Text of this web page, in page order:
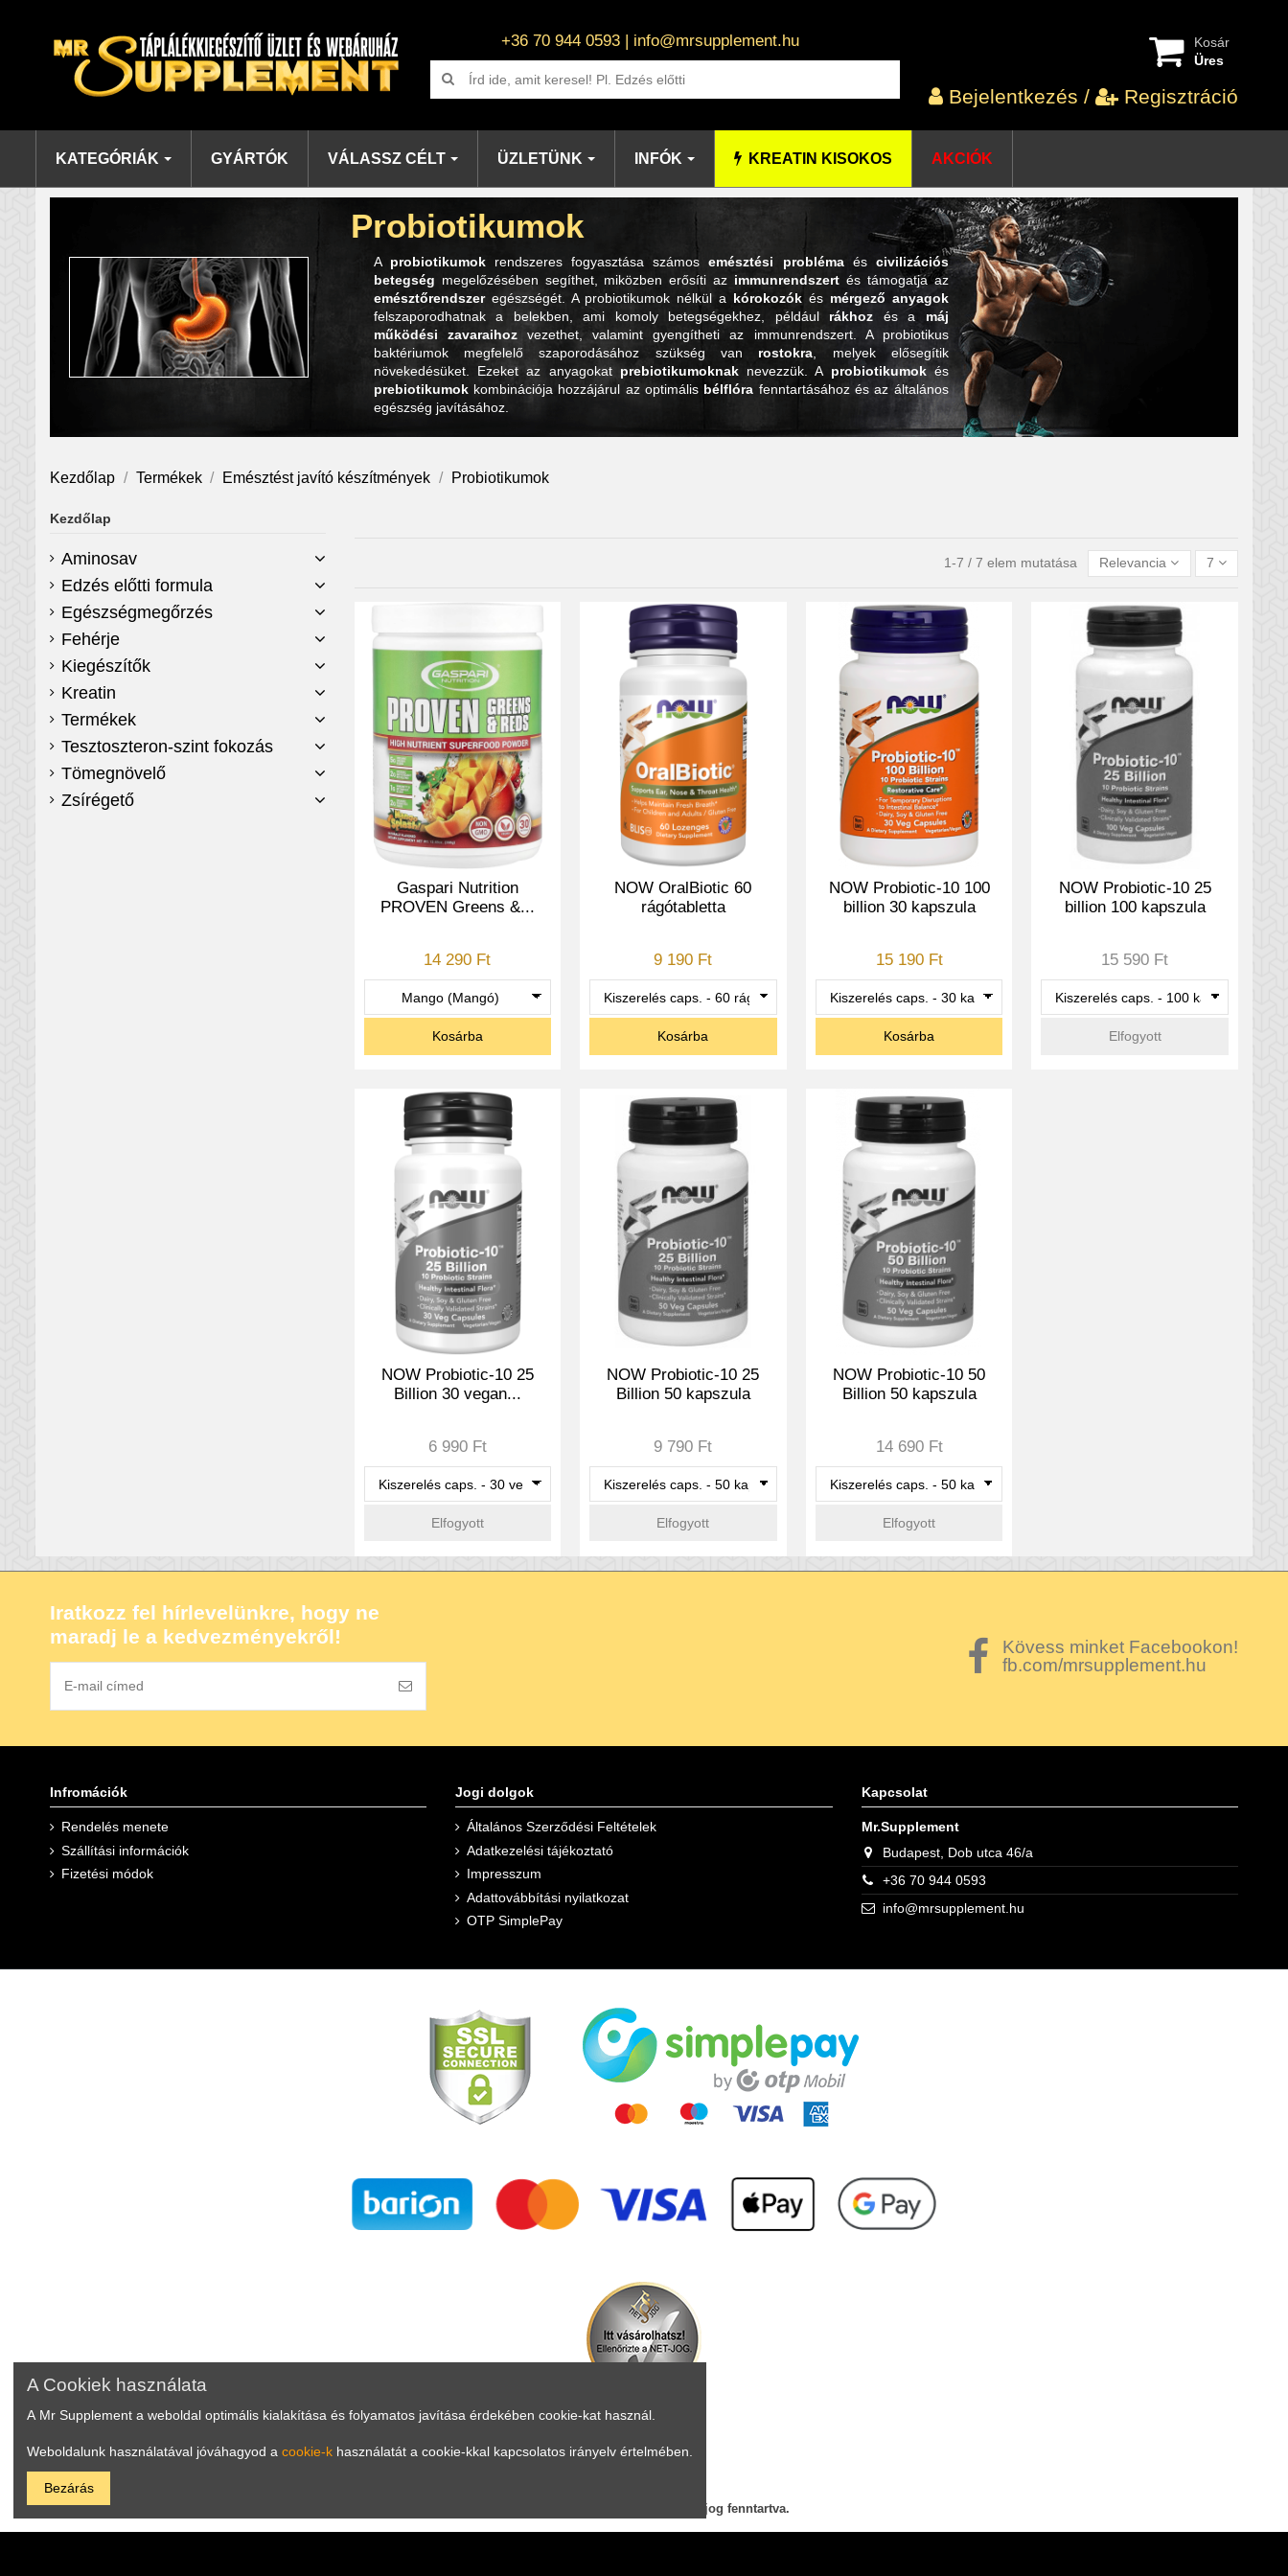
+36 70 944 0593 | info@mrsupplement.hu
Kosár
Üres
Bejelentkezés / Regisztráció
KATEGÓRIÁK GYÁRTÓK VÁLASSZ CÉLT ÜZLETÜNK INFÓK KREATIN KISOKOS AKCIÓK
Probiotikumok
A probiotikumokrendszeres fogyasztása számosemésztési problémaés civilizációs
betegség megelőzésében segíthet, miközben erősíti az immunrendszert és támogatja az
emésztőrendszeregészségét. A probiotikumok nélkül a kórokozók és mérgező anyagok
felszaporodhatnak a belekben, ami komoly betegségekhez, például rákhoz és a máj
működési zavaraihozvezethet, valamint gyengítheti az immunrendszert. A probiotikus
baktériumok megfelelő szaporodásához szükség van rostokra, melyek elősegítik
növekedésüket. Ezeket az anyagokat prebiotikumoknaknevezzük. A probiotikumokés
prebiotikumokkombinációja hozzájárul az optimális bélflóra fenntartásához és az általános
egészség javításához.
Kezdőlap Termékek Emésztést javító készítmények Probiotikumok
1-7 / 7 elem mutatása Relevancia 7
Gaspari Nutrition
PROVEN Greens &...
14 290 Ft
Kosárba
NOW OralBiotic 60
rágótabletta
9 190 Ft
Kosárba
NOW Probiotic-10 100
billion 30 kapszula
15 190 Ft
Kosárba
NOW Probiotic-10 25
billion 100 kapszula
15 590 Ft
Elfogyott
NOW Probiotic-10 25
Billion 30 vegan...
6 990 Ft
Elfogyott
NOW Probiotic-10 25
Billion 50 kapszula
9 790 Ft
Elfogyott
NOW Probiotic-10 50
Billion 50 kapszula
14 690 Ft
Elfogyott
Kezdőlap
Aminosav
Edzés előtti formula
Egészségmegőrzés
Fehérje
Kiegészítők
Kreatin
Termékek
Tesztoszteron-szint fokozás
Tömegnövelő
Zsírégető
Iratkozz fel hírlevelünkre, hogy ne
maradj le a kedvezményekről!
Kövess minket Facebookon!
fb.com/mrsupplement.hu
Infromációk
Rendelés menete
Szállítási információk
Fizetési módok
Jogi dolgok
Általános Szerződési Feltételek
Adatkezelési tájékoztató
Impresszum
Adattovábbítási nyilatkozat
OTP SimplePay
Kapcsolat
Mr.Supplement
Budapest, Dob utca 46/a
+36 70 944 0593
info@mrsupplement.hu
© 2023 mrsupplement.hu, Minden jog fenntartva.
A Cookiek használata
A Mr Supplement a weboldal optimális kialakítása és folyamatos javítása érdekében cookie-kat használ.
Weboldalunk használatával jóváhagyod a cookie-k használatát a cookie-kkal kapcsolatos irányelv értelmében.
Bezárás